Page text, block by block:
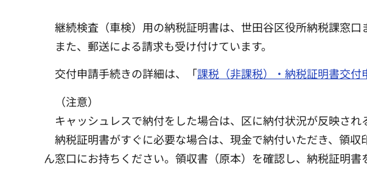
継続検査（車検）用の納税証明書は、世田谷区役所納税課窓
また、郵送による請求も受け付けています。
交付申請手続きの詳細は、「課税（非課税）・納税証明書交付
（注意）
キャッシュレスで納付をした場合は、区に納付状況が反映され
納税証明書がすぐに必要な場合は、現金で納付いただき、領
ん窓口にお持ちください。領収書（原本）を確認し、納税証明書